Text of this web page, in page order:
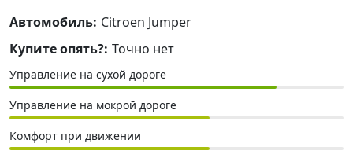
Автомобиль: Citroen Jumper
Купите опять?: Точно нет
Управление на сухой дороге
Управление на мокрой дороге
Комфорт при движении